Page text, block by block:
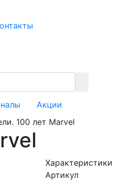
Акции
100 лет Marvel
Характеристики
Артикул